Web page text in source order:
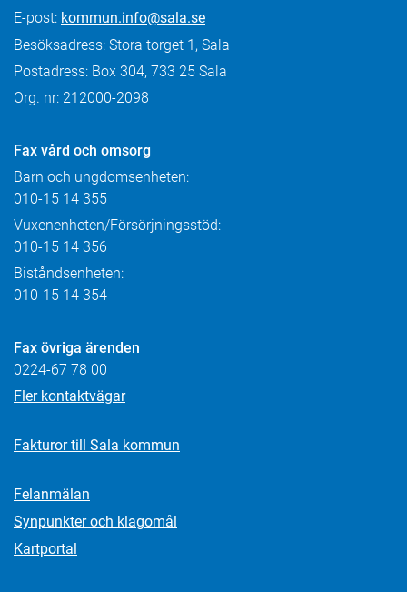
E-post: kommun.info@sala.se
Besöksadress: Stora torget 1, Sala
Postadress: Box 304, 733 25 Sala
Org. nr: 212000-2098
Fax vård och omsorg
Barn och ungdomsenheten:
010-15 14 355
Vuxenenheten/Försörjningsstöd:
010-15 14 356
Biståndsenheten:
010-15 14 354
Fax övriga ärenden
0224-67 78 00
Fler kontaktvägar
Fakturor till Sala kommun
Felanmälan
Synpunkter och klagomål
Kartportal